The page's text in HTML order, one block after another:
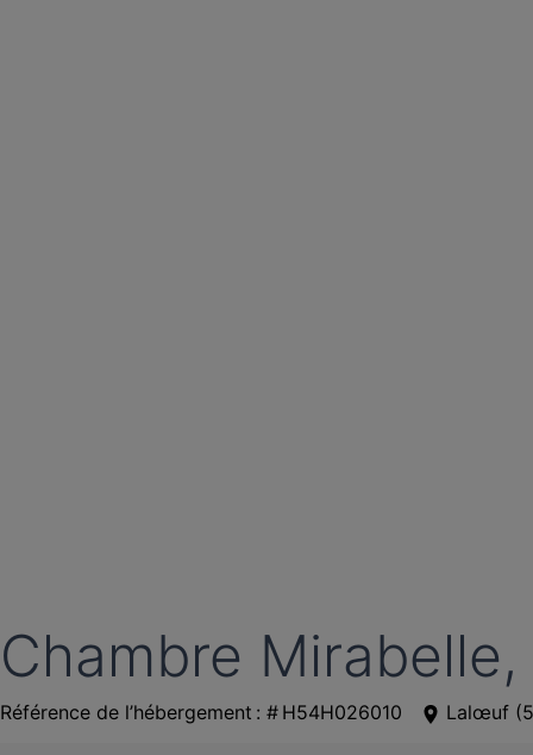
Chambre
Référence de l’hébergement : # H54H026010 Lalœuf (